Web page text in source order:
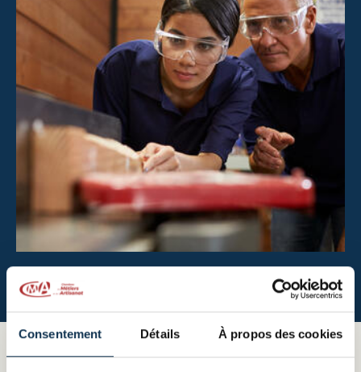
Consentement Détails À propos des cookies
Un réseau en constante évolution